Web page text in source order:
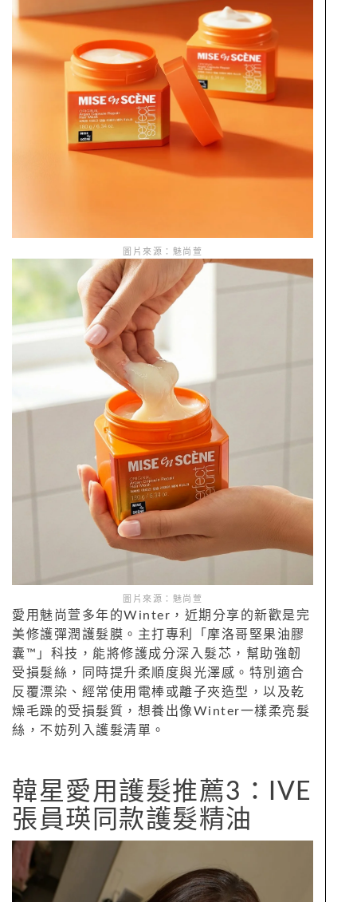
圖片來源：魅尚萱
圖片來源：魅尚萱
愛用魅尚萱多年的Winter，近期分享的新歡是完
美修護彈潤護髮膜。主打專利「摩洛哥堅果油膠
囊™」科技，能將修護成分深入髮芯，幫助強韌
受損髮絲，同時提升柔順度與光澤感。特別適合
反覆漂染、經常使用電棒或離子夾造型，以及乾
燥毛躁的受損髮質，想養出像Winter一樣柔亮髮
絲，不妨列入護髮清單。
韓星愛用護髮推薦3：IVE
張員瑛同款護髮精油